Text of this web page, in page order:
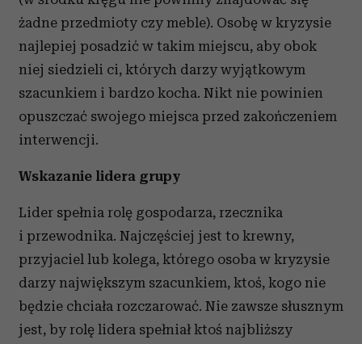
Partnerzy mogą połączyć te informacje z innymi danymi
otrzymanymi od Ciebie lub uzyskanymi podczas
korzystania z ich usług.
żadne przedmioty czy meble). Osobę w kryzysie
najlepiej posadzić w takim miejscu, aby obok
niej siedzieli ci, których darzy wyjątkowym
szacunkiem i bardzo kocha. Nikt nie powinien
opuszczać swojego miejsca przed zakończeniem
interwencji.
Wskazanie lidera grupy
Lider spełnia rolę gospodarza, rzecznika
i przewodnika. Najczęściej jest to krewny,
przyjaciel lub kolega, którego osoba w kryzysie
darzy największym szacunkiem, ktoś, kogo nie
będzie chciała rozczarować. Nie zawsze słusznym
jest, by rolę lidera spełniał ktoś najbliższy